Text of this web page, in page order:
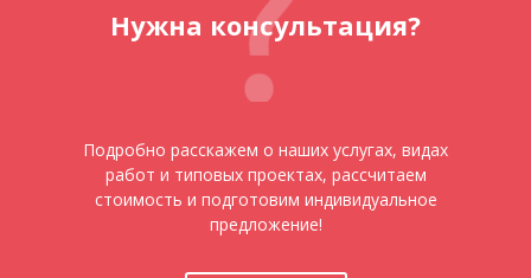
Нужна консультация?
Подробно расскажем о наших услугах, видах
работ и типовых проектах, рассчитаем
стоимость и подготовим индивидуальное
предложение!